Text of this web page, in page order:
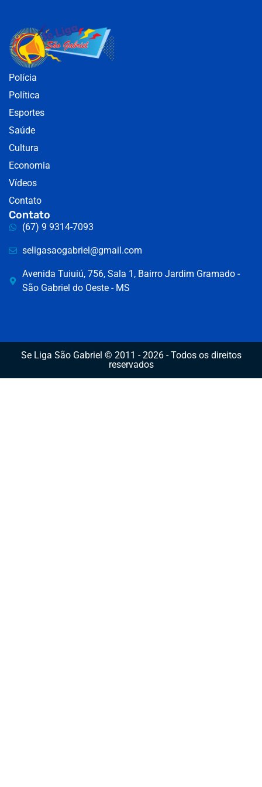
Polícia
Política
Esportes
Saúde
Cultura
Economia
Vídeos
Contato
Contato
(67) 9 9314-7093
seligasaogabriel@gmail.com
Avenida Tuiuiú, 756, Sala 1, Bairro Jardim Gramado -
São Gabriel do Oeste - MS
Se Liga São Gabriel © 2011 - 2026 - Todos os direitos
reservados